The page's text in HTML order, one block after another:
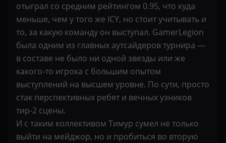
отыграл со средним рейтингом 0.95, что куда
меньше, чем у того же ICY, но стоит учитывать и
то, за какую команду он выступал. GamerLegion
была одним из главных аутсайдеров турнира —
в составе не было ни одной звезды или же
какого-то игрока с большим опытом
выступлений на высшем уровне. По сути, просто
стак перспективных ребят и вечных узников
тир-2 сцены.
И с таким коллективом Тимур сумел не только
выйти на мейджор, но и пробиться во вторую